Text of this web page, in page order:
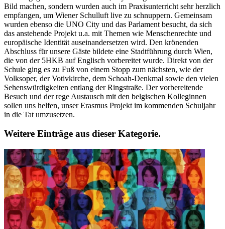
Bild machen, sondern wurden auch im Praxisunterricht sehr herzlich
empfangen, um Wiener Schulluft live zu schnuppern. Gemeinsam
wurden ebenso die UNO City und das Parlament besucht, da sich
das anstehende Projekt u.a. mit Themen wie Menschenrechte und
europäische Identität auseinandersetzen wird. Den krönenden
Abschluss für unsere Gäste bildete eine Stadtführung durch Wien,
die von der 5HKB auf Englisch vorbereitet wurde. Direkt von der
Schule ging es zu Fuß von einem Stopp zum nächsten, wie der
Volksoper, der Votivkirche, dem Schoah-Denkmal sowie den vielen
Sehenswürdigkeiten entlang der Ringstraße. Der vorbereitende
Besuch und der rege Austausch mit den belgischen Kolleginnen
sollen uns helfen, unser Erasmus Projekt im kommenden Schuljahr
in die Tat umzusetzen.
Weitere Einträge aus dieser Kategorie.